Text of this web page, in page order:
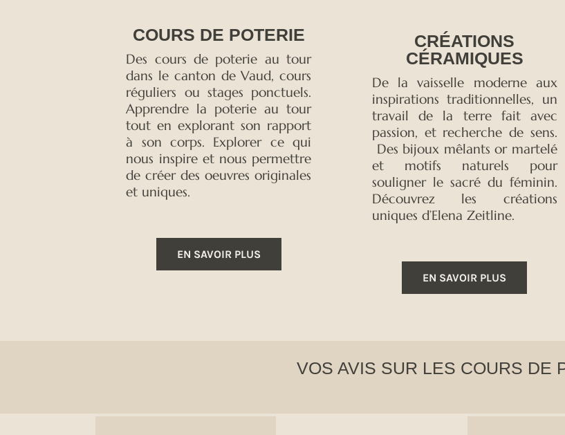
COURS DE POTERIE
Des cours de poterie au tour
dans le canton de Vaud, cours
réguliers ou stages ponctuels.
Apprendre la poterie au tour
tout en explorant son rapport
à son corps. Explorer ce qui
nous inspire et nous permettre
de créer des oeuvres originales
et uniques.
EN SAVOIR PLUS
CRÉATIONS
CÉRAMIQUES
De la vaisselle moderne aux
inspirations traditionnelles, un
travail de la terre fait avec
passion, et recherche de sens.
Des bijoux mêlants or martelé
et motifs naturels pour
souligner le sacré du féminin.
Découvrez les créations
uniques d’Elena Zeitline.
EN SAVOIR PLUS
VOS AVIS SUR LES COURS DE